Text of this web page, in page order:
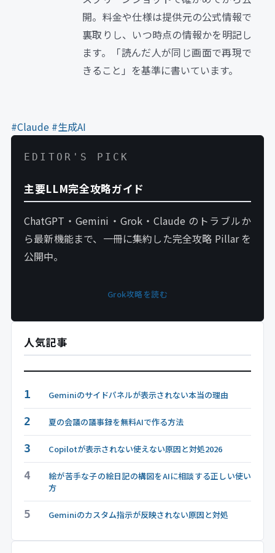
開。料金や仕様は提供元の公式情報で
裏取りし、いつ時点の情報かを明記し
ます。「読んだ人が同じ画面で再現で
きること」を基準に書いています。
#Claude #生成AI
EDITOR'S PICK
主要LLM完全攻略ガイド
ChatGPT・Gemini・Grok・Claude のトラブルか
ら最新機能まで、一冊に集約した完全攻略 Pillar を
公開中。
Grok攻略を読む
人気記事
1 Geminiのサイドパネルが表示されない本当の理由
2 夏の会議の議事録を無料AIで作る方法
3 Copilotが表示されない使えない原因と対処2026
4
絵が苦手な子の絵日記の構図をAIに相談する正しい使い
方
5 Geminiのカスタム指示が反映されない原因と対処